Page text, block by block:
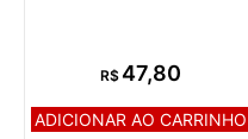
R$ 47,80
ADICIONAR AO CARRINHO